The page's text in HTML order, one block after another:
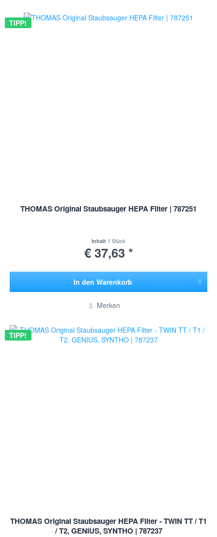
TIPP!
THOMAS Original Staubsauger HEPA Filter | 787251
Inhalt 1 Stück
€ 37,63 *
In den Warenkorb
Hinzugefügt
Merken
TIPP!
THOMAS Original Staubsauger HEPA Filter - TWIN TT / T1
/ T2, GENIUS, SYNTHO | 787237